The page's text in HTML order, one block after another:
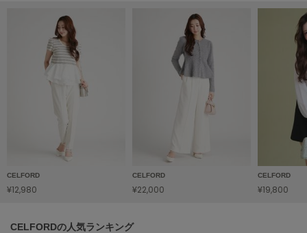
le coq sportif
ルコックスポルティフ
レスポートサック
CELFORD
¥12,980
CELFORD
¥22,000
CELFORD
¥19,800
CELFORDの人気ランキング